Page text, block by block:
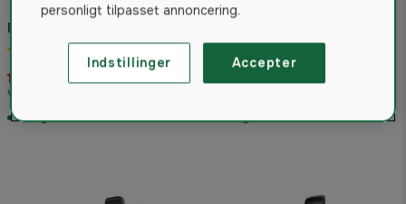
Husqvarna 130 Motorsav
1.799 kr
Vejled. pris 2.182 kr
På lager
Husqvarna 135 Mark II
kæde
På lager
personligt tilpasset annoncering.
Indstillinger Accepter